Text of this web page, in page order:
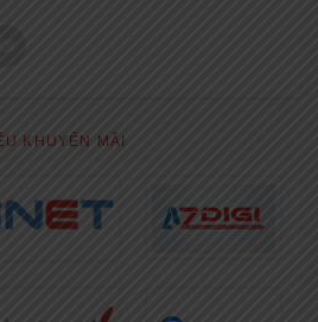
KHUYẾN MÃI